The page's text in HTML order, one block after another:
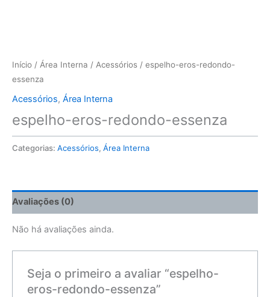
Início / Área Interna / Acessórios / espelho-eros-redondo-
essenza
Acessórios, Área Interna
espelho-eros-redondo-essenza
Categorias: Acessórios, Área Interna
Avaliações (0)
Não há avaliações ainda.
Seja o primeiro a avaliar “espelho-
eros-redondo-essenza”